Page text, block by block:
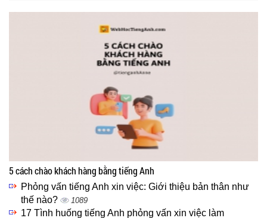
5 cách chào khách hàng bằng tiếng Anh
Phỏng vấn tiếng Anh xin việc: Giới thiệu bản thân như
thế nào?
1089
17 Tình huống tiếng Anh phỏng vấn xin việc làm